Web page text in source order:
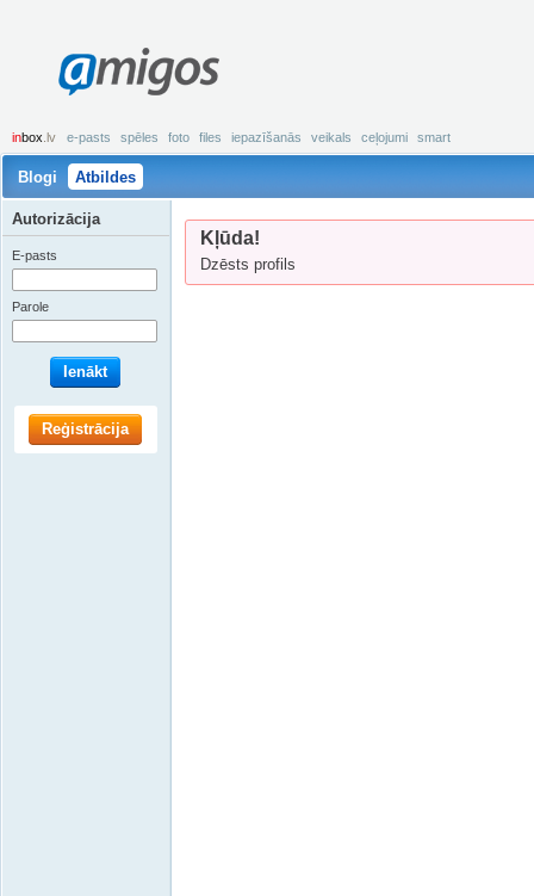
amigos
inbox .lv e-pasts spēles foto files iepazīšanās veikals ceļojumi smart
Blogi Atbildes
Kļūda!
Dzēsts profils
Autorizācija
E-pasts
Parole
Ienākt
Reģistrācija